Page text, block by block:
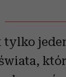
tylko